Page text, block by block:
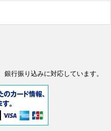
行振り込みに対応しています。